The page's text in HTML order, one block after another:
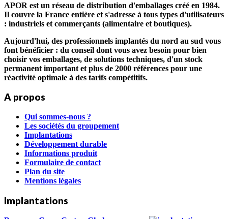
APOR est un réseau de distribution d'emballages créé en 1984.
Il couvre la France entière et s'adresse à tous types d'utilisateurs
: industriels et commerçants (alimentaire et boutiques).
Aujourd'hui, des professionnels implantés du nord au sud vous
font bénéficier : du conseil dont vous avez besoin pour bien
choisir vos emballages, de solutions techniques, d'un stock
permanent important et plus de 2000 références pour une
réactivité optimale à des tarifs compétitifs.
A propos
Qui sommes-nous ?
Les sociétés du groupement
Implantations
Développement durable
Informations produit
Formulaire de contact
Plan du site
Mentions légales
Implantations